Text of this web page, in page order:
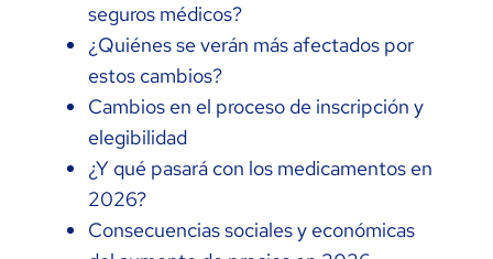
seguros médicos?
¿Quiénes se verán más afectados por
estos cambios?
Cambios en el proceso de inscripción y
elegibilidad
¿Y qué pasará con los medicamentos en
2026?
Consecuencias sociales y económicas